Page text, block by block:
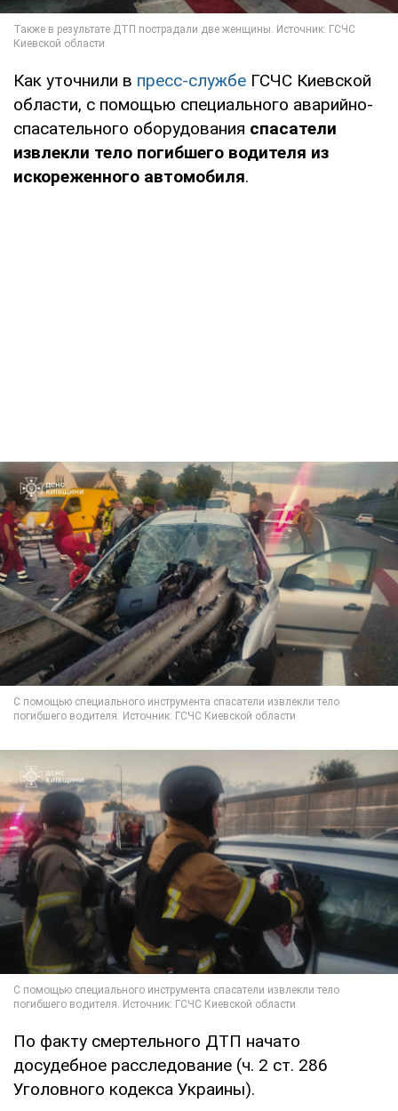
Как уточнили в пресс-службе ГСЧС Киевской
области, с помощью специального аварийно-
спасательного оборудования спасатели
извлекли тело погибшего водителя из
искореженного автомобиля.
По факту смертельного ДТП начато
досудебное расследование (ч. 2 ст. 286
Уголовного кодекса Украины).